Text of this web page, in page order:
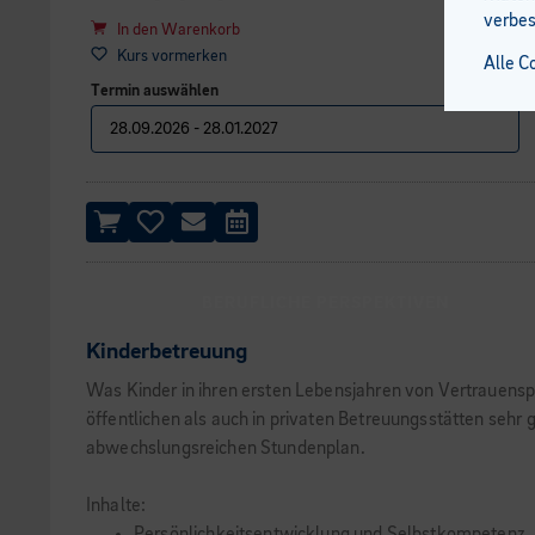
In den Warenkorb
Kurs vormerken
Termin auswählen
Kinderbetreuung
Was Kinder in ihren ersten Lebensjahren von
öffentlichen als auch in privaten Betreuungsstätten
abwechslungsreichen Stundenplan.
Inhalte:
Alle